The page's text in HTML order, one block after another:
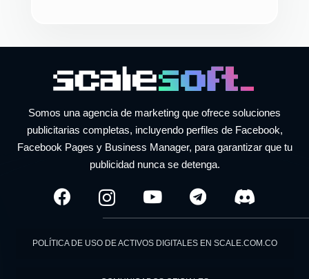
Somos una agencia de marketing que ofrece soluciones
publicitarias completas, incluyendo perfiles de Facebook,
Facebook Pages y Business Manager, para garantizar que tu
publicidad nunca se detenga.
POLÍTICA DE USO DE ACTIVOS DIGITALES EN SCALE.COM.CO